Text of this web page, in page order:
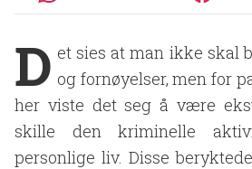
D et sies at man ikke skal
og fornøyelser, men for
her viste det seg å være
skille den kriminelle
personlige liv. Disse